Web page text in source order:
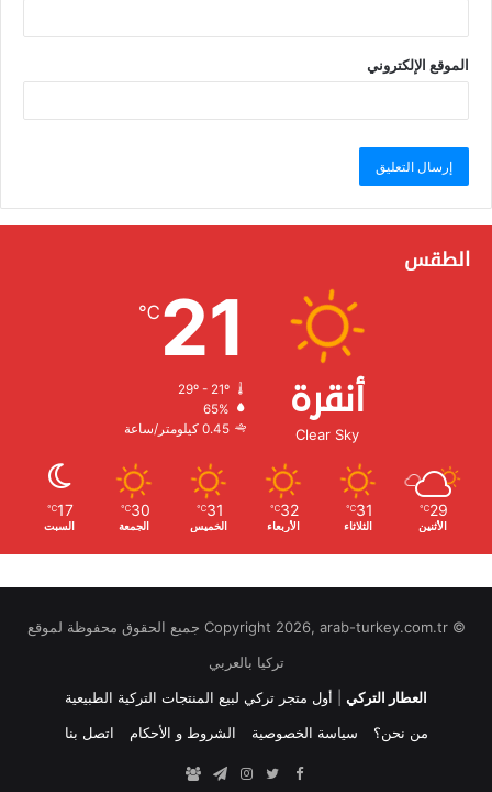
الموقع الإلكتروني
الطقس
أنقرة
Clear Sky
21
℃
29º - 21º
الرطوبة:
الرياح:0.45 كيلومتر/ساعة
29
℃
الأثنين
31
℃
الثلاثاء
32
℃
الأربعاء
31
℃
الخميس
30
℃
الجمعة
17
℃
السبت
© Copyright 2026, arab-turkey.com.tr جميع الحقوق محفوظة لموقع
تركيا بالعربي
العطار التركي
أول متجر تركي لبيع المنتجات التركية الطبيعية
من نحن؟
سياسة الخصوصية الشروط و الأحكام اتصل بنا